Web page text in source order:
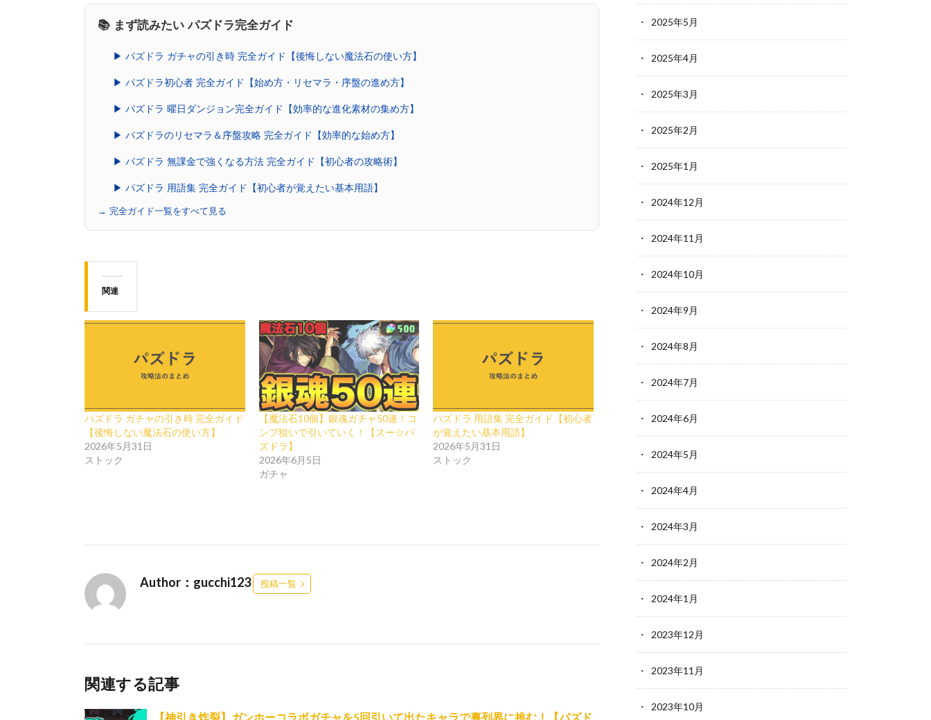
📚 まず読みたい パズドラ完全ガイド
▶ パズドラ ガチャの引き時 完全ガイド【後悔しない魔法石の使い方】
▶ パズドラ初心者 完全ガイド【始め方・リセマラ・序盤の進め方】
▶ パズドラ 曜日ダンジョン完全ガイド【効率的な進化素材の集め方】
▶ パズドラのリセマラ＆序盤攻略 完全ガイド【効率的な始め方】
▶ パズドラ 無課金で強くなる方法 完全ガイド【初心者の攻略術】
▶ パズドラ 用語集 完全ガイド【初心者が覚えたい基本用語】
→ 完全ガイド一覧をすべて見る
関連
パズドラ ガチャの引き時 完全ガイド
【後悔しない魔法石の使い方】
2026年5月31日
ストック
【魔法石10個】銀魂ガチャ50連！コ
ンプ狙いで引いていく！【スー☆パ
ズドラ】
2026年6月5日
ガチャ
パズドラ 用語集 完全ガイド【初心者
が覚えたい基本用語】
2026年5月31日
ストック
Author：gucchi123 投稿一覧
関連する記事
【神引き炸裂】ガンホーコラボガチャを5回引いて出たキャラで裏列界に挑む！【パズド
2025年5月
2025年4月
2025年3月
2025年2月
2025年1月
2024年12月
2024年11月
2024年10月
2024年9月
2024年8月
2024年7月
2024年6月
2024年5月
2024年4月
2024年3月
2024年2月
2024年1月
2023年12月
2023年11月
2023年10月